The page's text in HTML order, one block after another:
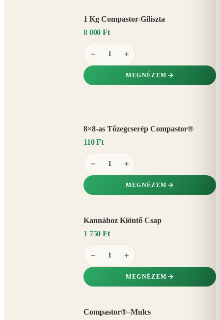
1 Kg Compastor-Giliszta
8 000 Ft
− +
MEGNÉZEM
8×8-as Tőzegcserép Compastor®
110 Ft
− +
MEGNÉZEM
Kannához Kiöntő Csap
1 750 Ft
− +
MEGNÉZEM
Compastor®–Mulcs